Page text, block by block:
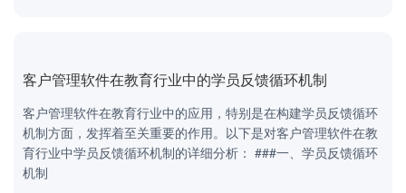
客户管理软件在教育行业中的学员反馈循环机制
客户管理软件在教育行业中的应用，特别是在构建学员反馈循环
机制方面，发挥着至关重要的作用。以下是对客户管理软件在教
育行业中学员反馈循环机制的详细分析： ###一、学员反馈循环
机制